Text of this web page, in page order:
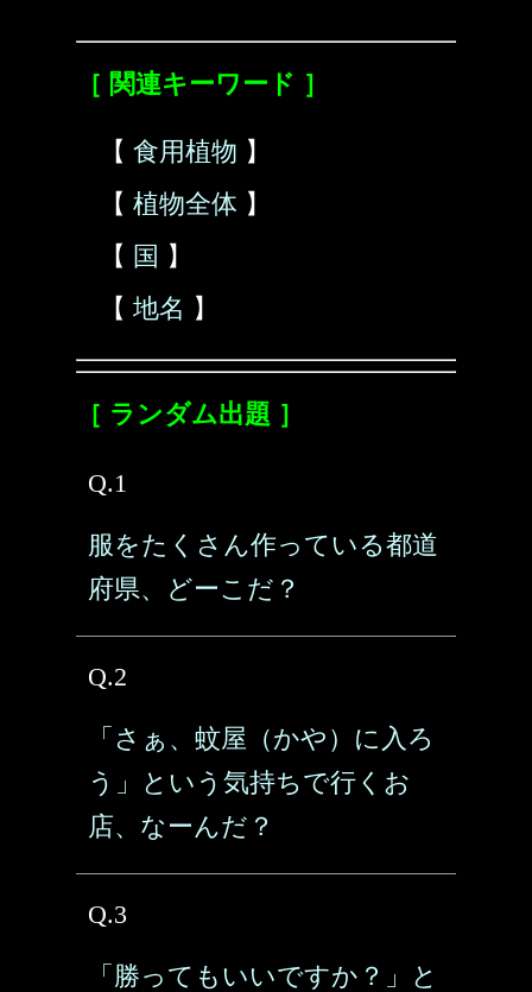
［ 関連キーワード ］
【 食用植物 】
【 植物全体 】
【 国 】
【 地名 】
［ ランダム出題 ］
Q.1
服をたくさん作っている都道
府県、どーこだ？
Q.2
「さぁ、蚊屋（かや）に入ろ
う」という気持ちで行くお
店、なーんだ？
Q.3
「勝ってもいいですか？」と